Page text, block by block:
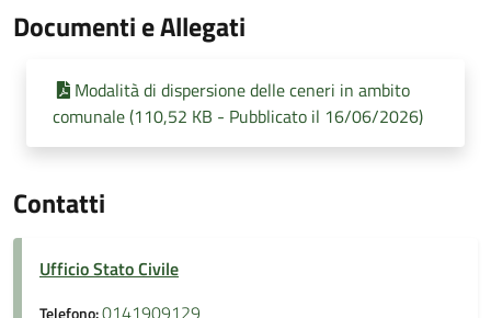
Documenti e Allegati
Modalità di dispersione delle ceneri in ambito
comunale (110,52 KB - Pubblicato il 16/06/2026)
Contatti
Ufficio Stato Civile
0141909129